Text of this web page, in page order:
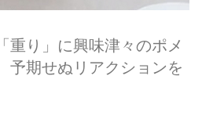
重り」に興味津々のポメ
予期せぬリアクションを